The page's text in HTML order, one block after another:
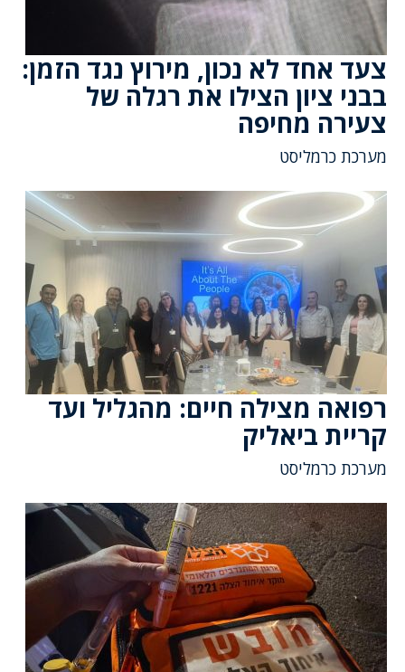
צעד אחד לא נכון, מירוץ נגד הזמן:
בבני ציון הצילו את רגלה של
צעירה מחיפה
מערכת כרמליסט
רפואה מצילה חיים: מהגליל ועד
קריית ביאליק
מערכת כרמליסט